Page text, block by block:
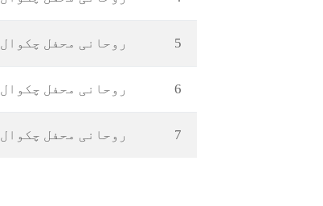
5 روحانی محفل چکوال 2015-06 (پارٹ-3)
6 روحانی محفل چکوال 2015-06 (پارٹ-2)
7 روحانی محفل چکوال 2015-06 (پارٹ-1)